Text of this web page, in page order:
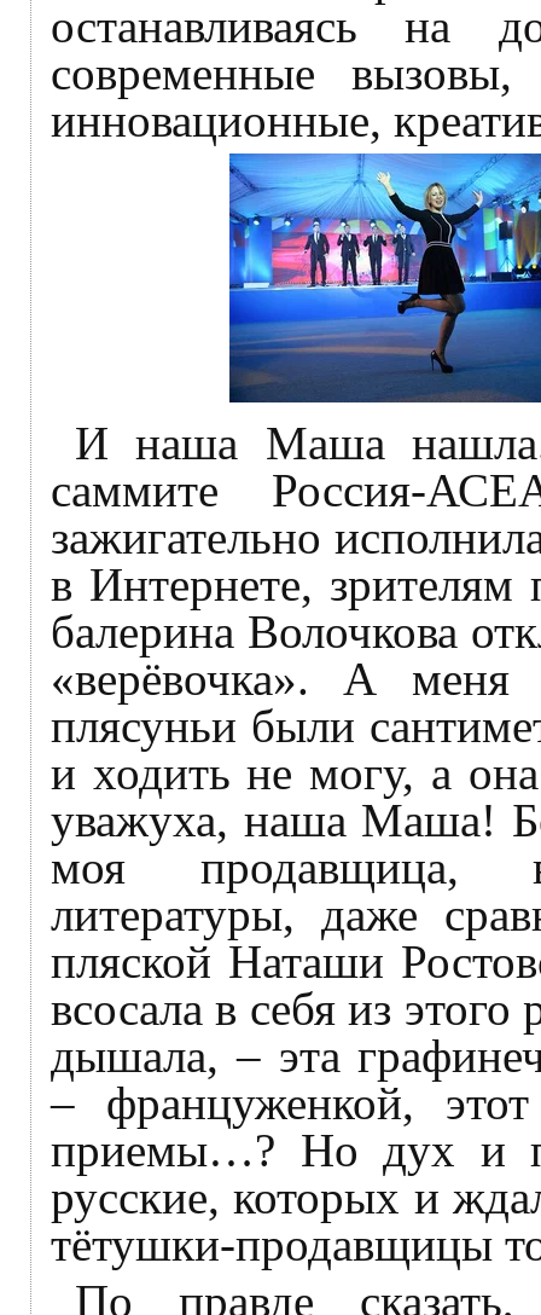
останавливаясь на
современные
инновационные,
И наша Маша
саммите Россия-
зажигательно
в Интернете, зрителям
балерина Волочкова
«верёвочка». А меня
плясуньи были
и ходить не могу, а
уважуха, наша Маша!
моя продавщица,
литературы, даже
пляской Наташи
всосала в себя из
дышала, – эта
– француженкой,
приемы…? Но дух и
русские, которых и
тётушки-продавщицы
По правде